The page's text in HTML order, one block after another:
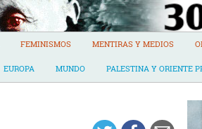
FEMINISMOS MENTIRAS Y MEDIOS
EUROPA MUNDO PALESTINA Y ORIENTE